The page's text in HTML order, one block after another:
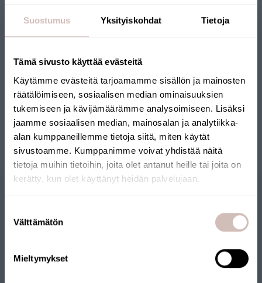
Suostumus Yksityiskohdat Tietoja
Tämä sivusto käyttää evästeitä
Käytämme evästeitä tarjoamamme sisällön ja mainosten
räätälöimiseen, sosiaalisen median ominaisuuksien
tukemiseen ja kävijämäärämme analysoimiseen. Lisäksi
jaamme sosiaalisen median, mainosalan ja analytiikka-
alan kumppaneillemme tietoja siitä, miten käytät
sivustoamme. Kumppanimme voivat yhdistää näitä
tietoja muihin tietoihin, joita olet antanut heille tai joita on
kerätty, kun olet käyttänyt heidän palvelujaan.
valinta
Välttämätön
Mieltymykset
järn, mangan och kalk
AQ-CAB
17988,00 SEK
TERRAMIX C FILTERMEDIA
Leveransland